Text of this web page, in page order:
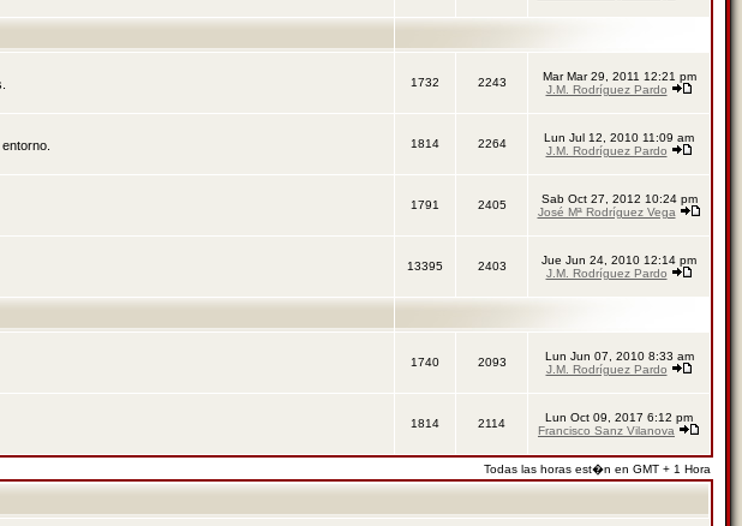
1732 2243
Mar Mar 29, 2011 12:21 pm
J.M. Rodríguez Pardo
1814 2264
Lun Jul 12, 2010 11:09 am
J.M. Rodríguez Pardo
1791 2405
Sab Oct 27, 2012 10:24 pm
José Mª Rodríguez Vega
13395 2403
Jue Jun 24, 2010 12:14 pm
J.M. Rodríguez Pardo
1740 2093
Lun Jun 07, 2010 8:33 am
J.M. Rodríguez Pardo
1814 2114
Lun Oct 09, 2017 6:12 pm
Francisco Sanz Vilanova
Todas las horas est�n en GMT + 1 Hora